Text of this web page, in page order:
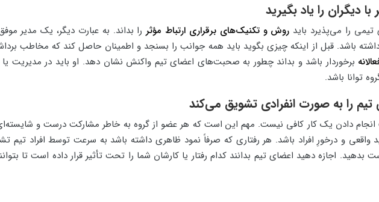
را می‌پذیرد باید روش و تکنیک‌های برقراری ارتباط مؤثر را بداند. به عبارت دیگر، یک مدیر
داشته باشد. قبل از اینکه چیزی بگوید باید همه جوانب را بسنجد و اطمینان حاصل کند که
برخوردار باشد و بداند چطور به صحبت‌های اعضای تیم واکنش نشان دهد. او باید در مدیریت
توانا باشد.
دادن یک کار کافی نیست. مهم این است که هر عضو از گروه به خاطر مشارکت درست و
واقعی و درخورِ افراد باشد. هر رفتاری که صرفاً نمود ظاهری داشته باشد به سرعت توسط
بدهید. اجازه دهید اعضای تیم بدانند کدام رفتار یا کارشان شما را تحت تأثیر قرار داده است تا